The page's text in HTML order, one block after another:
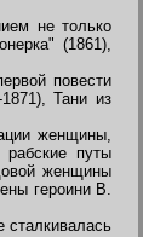
не только
(1861),
повести
Тани из
женщины,
рабские путы
женщины
героини В.
сталкивалась